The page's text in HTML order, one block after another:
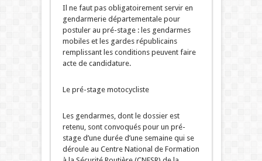
Il ne faut pas obligatoirement servir en
gendarmerie départementale pour
postuler au pré-stage : les gendarmes
mobiles et les gardes républicains
remplissant les conditions peuvent faire
acte de candidature.
Le pré-stage motocycliste
Les gendarmes, dont le dossier est
retenu, sont convoqués pour un pré-
stage d’une durée d’une semaine qui se
déroule au Centre National de Formation